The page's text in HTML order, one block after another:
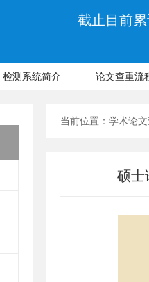
截止目前
检测系统简介 论文查重流
当前位置： 学术论
硕士